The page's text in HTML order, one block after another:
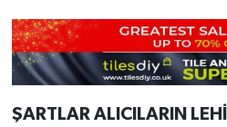
ŞARTLAR ALICILARIN